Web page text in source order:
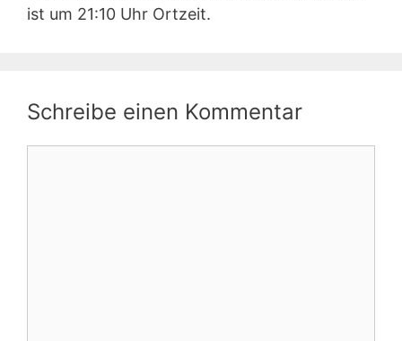
ist um 21:10 Uhr Ortzeit.
Schreibe einen Kommentar